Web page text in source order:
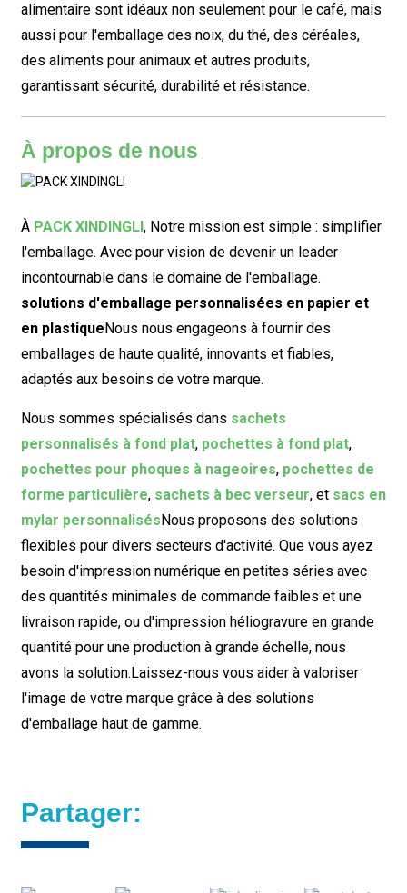
alimentaire sont idéaux non seulement pour le café, mais
aussi pour l'emballage des noix, du thé, des céréales,
des aliments pour animaux et autres produits,
garantissant sécurité, durabilité et résistance.
À propos de nous
À PACK XINDINGLI, Notre mission est simple : simplifier
l'emballage. Avec pour vision de devenir un leader
incontournable dans le domaine de l'emballage.
solutions d'emballage personnalisées en papier et
en plastiqueNous nous engageons à fournir des
emballages de haute qualité, innovants et fiables,
adaptés aux besoins de votre marque.
Nous sommes spécialisés dans sachets
personnalisés à fond plat, pochettes à fond plat,
pochettes pour phoques à nageoires, pochettes de
forme particulière, sachets à bec verseur, et sacs en
mylar personnalisésNous proposons des solutions
flexibles pour divers secteurs d'activité. Que vous ayez
besoin d'impression numérique en petites séries avec
des quantités minimales de commande faibles et une
livraison rapide, ou d'impression héliogravure en grande
quantité pour une production à grande échelle, nous
avons la solution.Laissez-nous vous aider à valoriser
l'image de votre marque grâce à des solutions
d'emballage haut de gamme.
Partager: